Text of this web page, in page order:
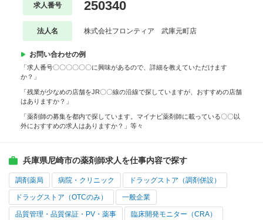
求人番号 250340
法人名 株式会社フロンティア 武庫元町店
お問い合わせの例
「求人番号〇〇〇〇〇〇に興味があるので、詳細を教えていただけます
か？」
「残業が少なめの店舗をJR〇〇線の沿線で探していますが、おすすめの店舗
はありますか？」
「薬剤師の募集を都内で探しています。マイナビ薬剤師に載っている〇〇以
外におすすめの求人はありますか？」等々
兵庫県尼崎市の薬剤師求人を仕事内容で探す
調剤薬局 病院・クリニック ドラッグストア（調剤併設）
ドラッグストア（OTCのみ） 一般企業
品質管理・品質保証・PV・薬事 臨床開発モニター（CRA）